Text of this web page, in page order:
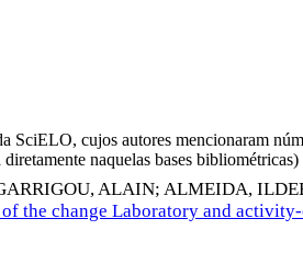
cujos autores mencionaram
naquelas bases bibliométricas)
ALAIN; ALMEIDA,
the change Laboratory and